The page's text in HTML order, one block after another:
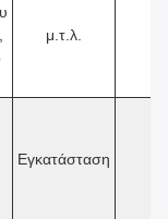
μ.τ.λ.
Εγκατάσταση